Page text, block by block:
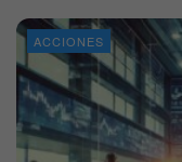
ACCIONES